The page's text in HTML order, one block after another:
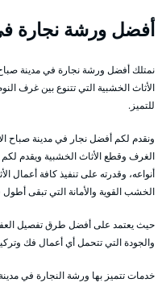
أفضل ورشة نجارة
نمتلك أفضل ورشة نجارة في مدينة
الأثاث الخشبية التي تتنوع بين غرف
للتميز.
ونقدم لكم أفضل نجار في مدينة صباح
الغرف وقطع الأثاث الخشبية ويقدم
أنواعه، وقدرته على تنفيذ كافة أعمال
الخشب القوية والأمانة التي تبقى
حيث يعتمد على أفضل طرق تفصيل
والجودة التي تتحمل أي أعمال فك
خدمات تتميز بها ورشة النجارة في